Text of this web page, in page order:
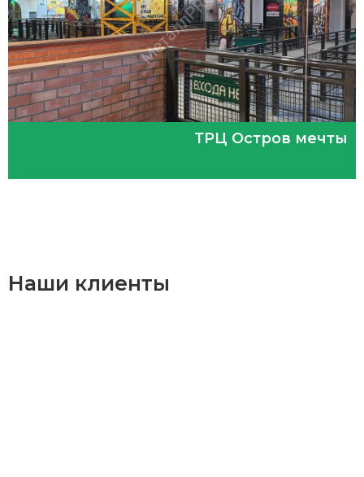
ТРЦ Остров мечты
Наши клиенты